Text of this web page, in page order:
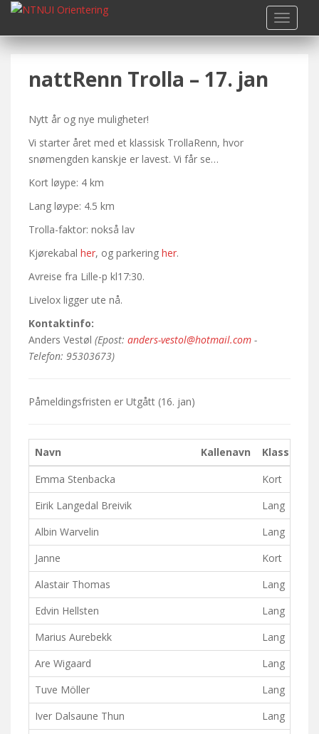
i
nattRenn Trolla – 17. jan
Nytt år og nye muligheter!
Vi starter året med et klassisk TrollaRenn, hvor
snømengden kanskje er lavest. Vi får se…
Kort løype: 4 km
Lang løype: 4.5 km
Trolla-faktor: nokså lav
Kjørekabal her, og parkering her.
Avreise fra Lille-p kl17:30.
Livelox ligger ute nå.
Kontaktinfo:
Anders Vestøl (Epost: anders-vestol@hotmail.com -
Telefon: 95303673)
Påmeldingsfristen er Utgått (16. jan)
Navn Kallenavn Klasse
Emma Stenbacka
Kort
Eirik Langedal Breivik
Lang
Albin Warvelin
Lang
Janne
Kort
Alastair Thomas
Lang
Edvin Hellsten
Lang
Marius Aurebekk
Lang
Are Wigaard
Lang
Tuve Möller
Lang
Iver Dalsaune Thun
Lang